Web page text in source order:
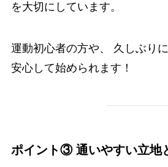
を大切にしています。
運動初心者の方や、 久しぶり
安心して始められます！
ポイント③ 通いやすい立地